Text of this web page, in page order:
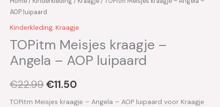
AOP luipaard
Kinderkleding, Kraagje
TOPitm Meisjes kraagje –
Angela – AOP luipaard
€22.99€11.50
TOPitm Meisjes kraagje – Angela – AOP luipaard voor Kraagje